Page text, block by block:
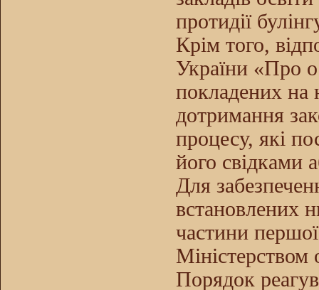
протидії
Крім того,
України «Про
покладених на
дотримання
процесу, які
його свідками
Для
встановлених
частини
Міністерством
Порядок